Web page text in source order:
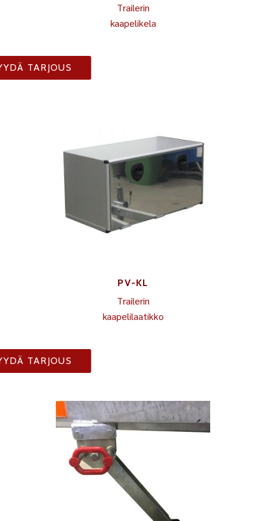
Trailerin
kaapelikela
TARJOUS
PV-KL
Trailerin
kaapelilaatikko
TARJOUS